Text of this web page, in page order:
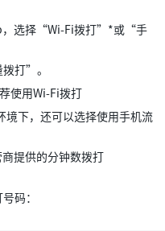
，选择“Wi-Fi拨打”*或“手
打”。
使用Wi-Fi拨打
下，还可以选择使用手机流
提供的分钟数拨打
码：